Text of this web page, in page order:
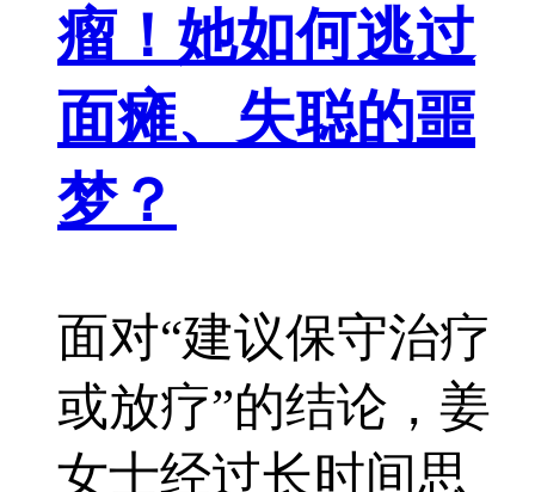
瘤！她如何逃过
面瘫、失聪的噩
梦？
面对“建议保守治疗
或放疗”的结论，姜
女士经过长时间思